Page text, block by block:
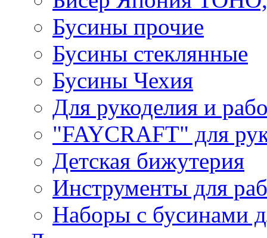
Бусины прочие
Бусины стеклянные
Бусины Чехия
Для рукоделия и
"FAYCRAFT" для
Детская бижутерия
Инструменты для
Наборы с бусинами